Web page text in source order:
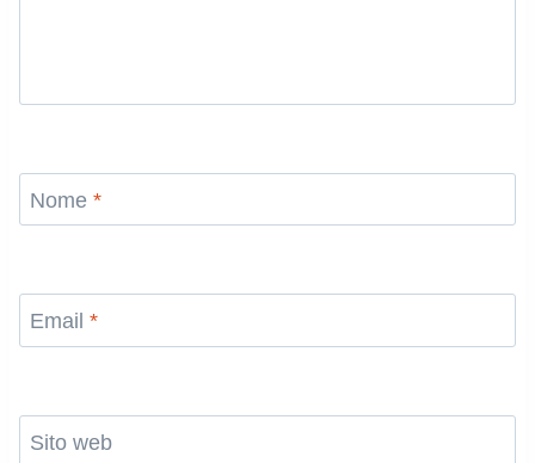
Nome *
Email *
Sito web